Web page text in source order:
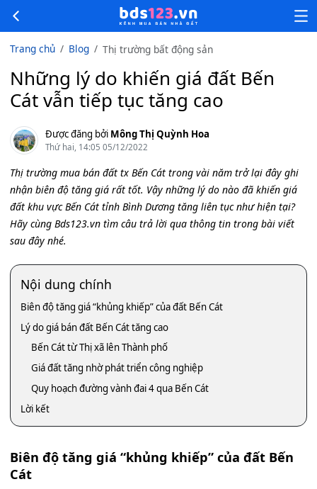
Trang chủ Blog Thị trường bất động sản
Những lý do khiến giá đất Bến
Cát vẫn tiếp tục tăng cao
Được đăng bởi Mông Thị Quỳnh Hoa
Thứ hai, 14:05 05/12/2022
Thị trường mua bán đất tx Bến Cát trong vài năm trở lại đây ghi
nhận biên độ tăng giá rất tốt. Vậy những lý do nào đã khiến giá
đất khu vực Bến Cát tỉnh Bình Dương tăng liên tục như hiện tại?
Hãy cùng Bds123.vn tìm câu trả lời qua thông tin trong bài viết
sau đây nhé.
Nội dung chính
Biên độ tăng giá “khủng khiếp” của đất Bến Cát
Lý do giá bán đất Bến Cát tăng cao
Bến Cát từ Thị xã lên Thành phố
Giá đất tăng nhờ phát triển công nghiệp
Quy hoạch đường vành đai 4 qua Bến Cát
Lời kết
Biên độ tăng giá “khủng khiếp” của đất Bến
Cát